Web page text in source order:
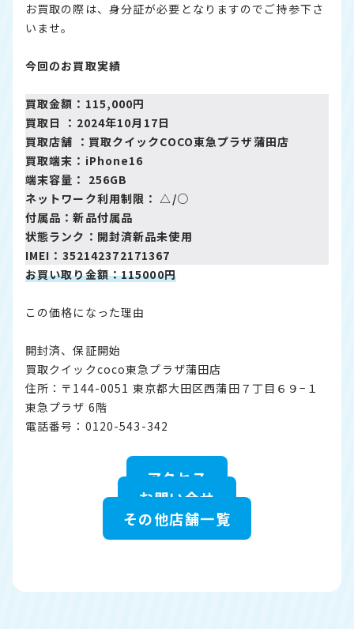
お買取の際は、身分証が必要となりますのでご持参下さ
いませ。
今回のお買取実績
買取金額：115,000円
買取日 ：2024年10月17日
買取店舗 ： 買取クイックCOCO東急プラザ蒲田店
買取端末：iPhone16
端末容量： 256GB
ネットワーク利用制限： △/○
付属品：新品付属品
状態ランク：開封済新品未使用
IMEI：352142372171367
お買い取り金額：115000円
この価格になった理由
開封済、保証開始
買取クイックcoco東急プラザ蒲田店
住所：〒144-0051 東京都大田区西蒲田７丁目６９−１
東急プラザ 6階
電話番号：0120-543-342
アクセス
お問い合せ
その他店舗一覧